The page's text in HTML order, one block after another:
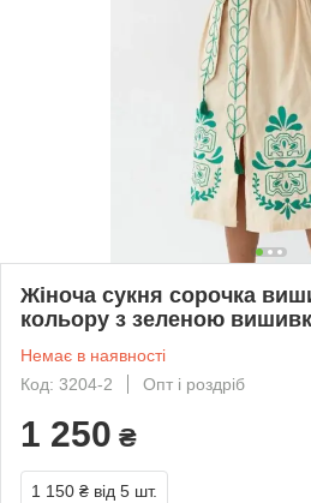
Жіноча сукня сорочка
кольору з зеленою
Немає в наявності
Код: 3204-2
Опт і роздріб
1 250 ₴
1 150 ₴ від 5 шт.